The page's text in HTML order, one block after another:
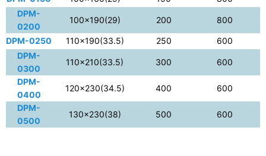
DPM-
0200
100×190(29) 200 800
DPM-0250 110×190(33.5) 250
600
DPM-
0300
110×210(33.5) 300
600
DPM-
0400
120×230(34.5) 400
600
DPM-
0500
130×230(38) 500 600